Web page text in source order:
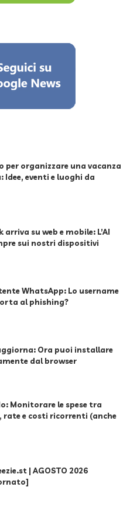
per organizzare una vacanza
eventi e luoghi da
arriva su web e mobile: L’AI
sui nostri dispositivi
WhatsApp: Lo username
al phishing?
Ora puoi installare
dal browser
Monitorare le spese tra
e costi ricorrenti (anche
| AGOSTO 2026